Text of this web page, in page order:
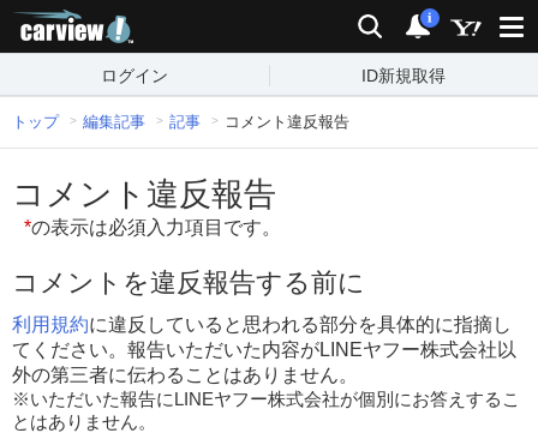
検索 通知
i
ログイン ID新規取得
トップ 編集記事 記事 コメント違反報告
コメント違反報告
*の表示は必須入力項目です。
コメントを違反報告する前に
利用規約に違反していると思われる部分を具体的に指摘し
てください。報告いただいた内容がLINEヤフー株式会社以
外の第三者に伝わることはありません。
※いただいた報告にLINEヤフー株式会社が個別にお答えするこ
とはありません。